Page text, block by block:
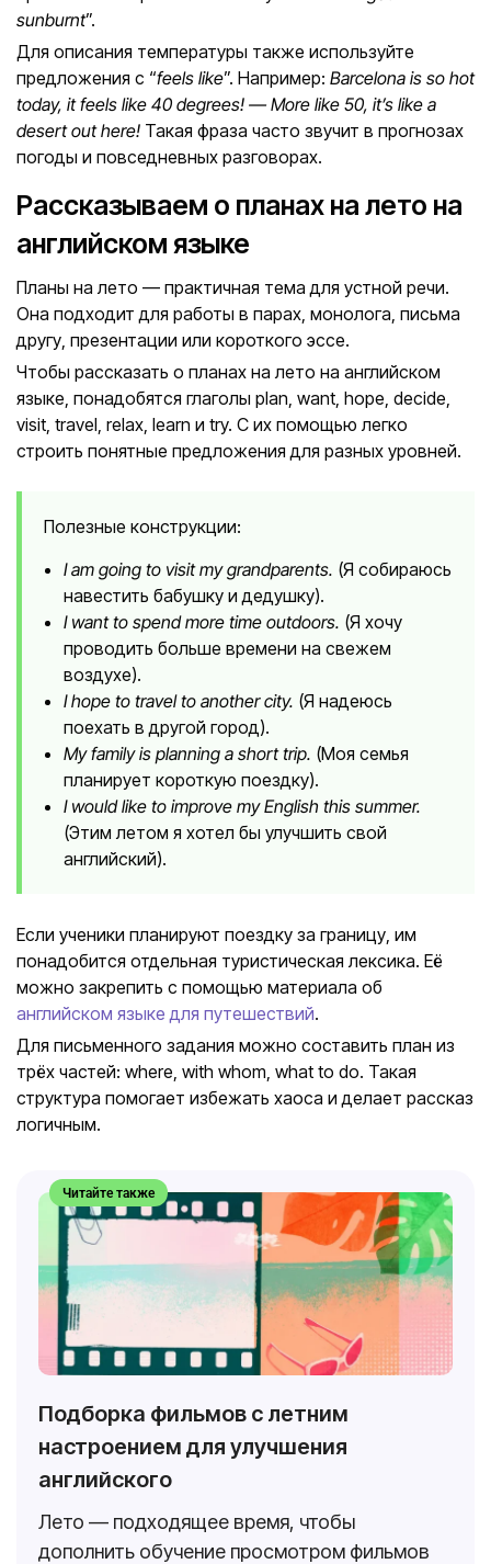
sunburnt”.
Для описания температуры также используйте
предложения с “feels like”. Например: Barcelona is so hot
today, it feels like 40 degrees! — More like 50, it’s like a
desert out here! Такая фраза часто звучит в прогнозах
погоды и повседневных разговорах.
Рассказываем о планах на лето на
английском языке
Планы на лето — практичная тема для устной речи.
Она подходит для работы в парах, монолога, письма
другу, презентации или короткого эссе.
Чтобы рассказать о планах на лето на английском
языке, понадобятся глаголы plan, want, hope, decide,
visit, travel, relax, learn и try. С их помощью легко
строить понятные предложения для разных уровней.
Полезные конструкции:
I am going to visit my grandparents. (Я собираюсь
навестить бабушку и дедушку).
I want to spend more time outdoors. (Я хочу
проводить больше времени на свежем
воздухе).
I hope to travel to another city. (Я надеюсь
поехать в другой город).
My family is planning a short trip. (Моя семья
планирует короткую поездку).
I would like to improve my English this summer.
(Этим летом я хотел бы улучшить свой
английский).
Если ученики планируют поездку за границу, им
понадобится отдельная туристическая лексика. Её
можно закрепить с помощью материала об
английском языке для путешествий.
Для письменного задания можно составить план из
трёх частей: where, with whom, what to do. Такая
структура помогает избежать хаоса и делает рассказ
логичным.
Подборка фильмов с летним
настроением для улучшения
английского
Читайте также
Лето — подходящее время, чтобы
дополнить обучение просмотром фильмов